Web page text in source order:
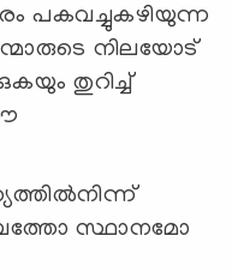
പകവച്ചുകഴിയുന്ന
നിലയോട്
തുറിച്ച്
സ്ഥാനമോ